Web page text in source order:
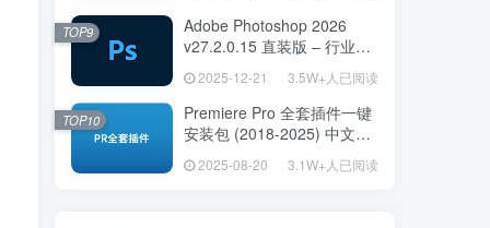
Adobe Photoshop 2026
v27.2.0.15 直装版 – 行业标
2025-12-21 3.5W+人已阅读
TOP9
Premiere Pro 全套插件一键
安装包 (2018-2025) 中文安
率的专业工具
2025-08-20 3.1W+人已阅读
TOP10